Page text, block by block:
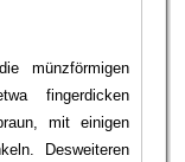
münzförmigen
fingerdicken
mit einigen
Desweiteren